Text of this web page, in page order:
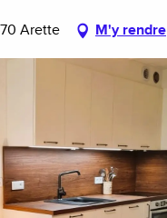
Arette M'y rendre